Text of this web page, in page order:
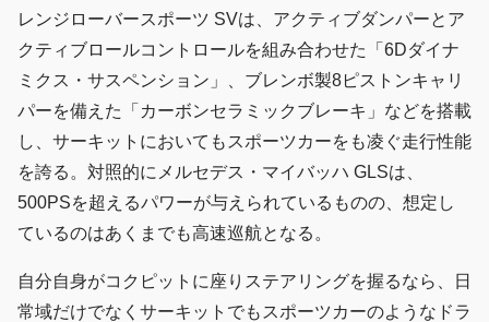
レンジローバースポーツ SVは、アクティブダンパーとア
クティブロールコントロールを組み合わせた「6Dダイナ
ミクス・サスペンション」、ブレンボ製8ピストンキャリ
パーを備えた「カーボンセラミックブレーキ」などを搭載
し、サーキットにおいてもスポーツカーをも凌ぐ走行性能
を誇る。対照的にメルセデス・マイバッハ GLSは、
500PSを超えるパワーが与えられているものの、想定し
ているのはあくまでも高速巡航となる。
自分自身がコクピットに座りステアリングを握るなら、日
常域だけでなくサーキットでもスポーツカーのようなドラ